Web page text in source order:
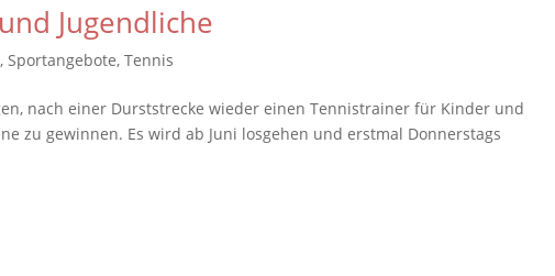
Jugendliche
, Sportangebote,Tennis
nach einer Durststrecke wieder einen Tennistrainer für Kinder und
zu gewinnen. Es wird ab Juni losgehen und erstmal Donnerstags